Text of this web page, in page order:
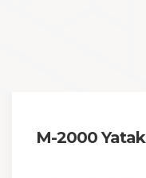
M-2000